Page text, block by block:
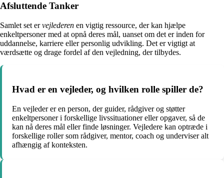
Afsluttende Tanker
Samlet set ervejlederen en vigtig ressource, der kan hjælpe
enkeltpersoner med at opnå deres mål, uanset om det er inden for
uddannelse, karriere eller personlig udvikling. Det er vigtigt at
værdsætte og drage fordel af den vejledning, der tilbydes.
Hvad er en vejleder, og hvilken rolle spiller de?
En vejleder er en person, der guider, rådgiver og støtter
enkeltpersoner i forskellige livssituationer eller opgaver, så de
kan nå deres mål eller finde løsninger. Vejledere kan optræde i
forskellige roller som rådgiver, mentor, coach og underviser alt
afhængig af konteksten.